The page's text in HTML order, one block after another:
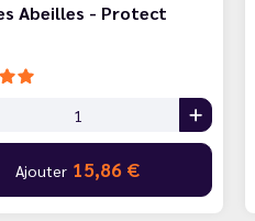
Abeilles - Protect
Ajouter 15,86 €